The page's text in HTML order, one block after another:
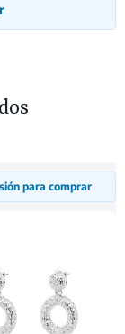
para comprar